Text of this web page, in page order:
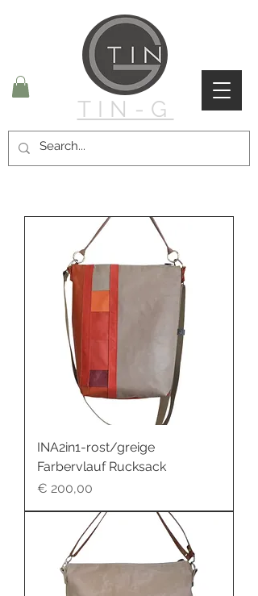
TIN-G
INA2in1-rost/greige
Farbervlauf Rucksack
Preis
€ 200,00